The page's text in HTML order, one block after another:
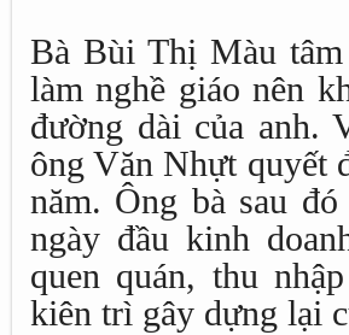
Bà Bùi Thị Màu
làm nghề giáo nên
đường dài của anh.
ông Văn Nhựt quyết
năm. Ông bà sau
ngày đầu kinh
quen quán, thu
kiên trì gây dựng lại